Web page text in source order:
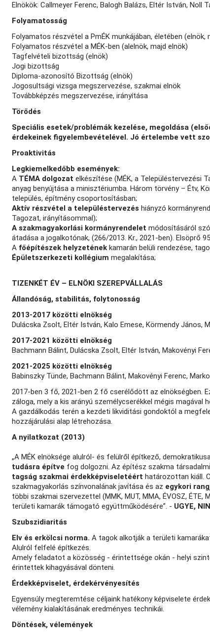
Elnökök: Callmeyer Ferenc, Balogh Balázs, Eltér István, Noll
Folyamatosság
Folyamatos részvétel a PmÉK munkájában, életében (elnök,
Folyamatos részvétel a MÉK-ben (alelnök, majd elnök)
Tagfelvételi bizottság (elnök)
Jogi bizottság
Diploma-azonosító Bizottság (elnök)
Jogosultsági vizsga megszervezése, szakmai elnök
Továbbképzés megszervezése, irányítása
Törődés
Speciális esetek/problémák kezelése, megoldása
érdekeinek figyelembevételével. Jó értelembe vett
Proaktivitás
Legkiemelkedőbb események:
A TÉMA dolgozatelkészítése (MÉK, a Településtervezési
anyag benyújtása a minisztériumba. Három törvény – Étv,
település, építmény csoportosításban;
Aktív részvétel a településtervezéshiányzó
Tagozat, irányításommal);
A szakmagyakorlási kormányrendelet módosításáról
átadása a jogalkotónak, (266/2013. Kr., 2021-ben). Elsöprő
A főépítészek helyzeténekkamarán belüli rendezése,
Épületszerkezeti kollégium megalakítása;
TIZENKÉT ÉV – ELNÖKI SZEREPVÁLLALÁS
Állandóság, stabilitás, folytonosság
2013-2017 közötti elnökség
Dulácska Zsolt, Eltér István, Kalo Emese, Körmendy János,
2017-2021 közötti elnökség
Bachmann Bálint, Dulácska Zsolt, Eltér István, Makovényi
2021-2025 közötti elnökség
Babinszky Tünde, Bachmann Bálint, Makovényi Ferenc,
2017-ben 3 fő, 2021-ben 2 fő cserélődött az elnökségben.
záloga, mely a kis arányú személycserékkel mégis
A gazdálkodás terén a kezdeti likviditási gondoktól a
hozzájárulási alap létrehozása.
A nyilatkozat (2013)
„A MÉK elnöksége alulról- és felülről építkező,
tudásra építve fog dolgozni. Az építész szakma
tagság szakmai érdekképviseletéérthatározottan kiáll.
szakmagyakorlás színvonalának javítása és az egykori
többi szakmai szervezettel (MMK, MUT, MMA, ÉVOSZ,
területi kamarák támogató együttműködésére”. - UGYE,
Szubszidiaritás
Elv és erkölcsi norma.A tagok alkotják a területi
Alulról felfelé építkezés.
Amely feladatot a közösség - érintettsége okán - helyi
érintettek kihagyásával dönteni.
Érdekképviselet, érdekérvényesítés
Egyensúly megteremtése céljaink hatékony képviselete
vélemény kialakításának eredményes technikái.
Döntések, vélemények